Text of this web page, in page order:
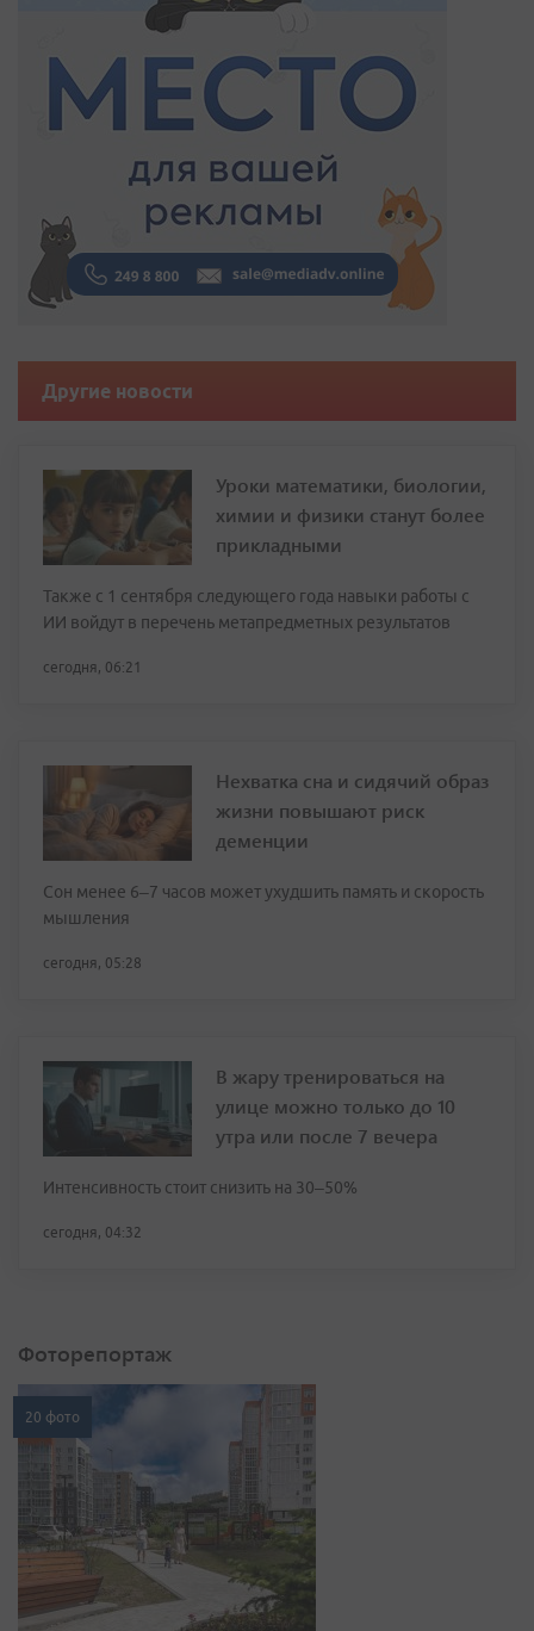
Другие новости
Уроки математики, биологии,
химии и физики станут более
прикладными
Также с 1 сентября следующего года навыки работы с
ИИ войдут в перечень метапредметных результатов
сегодня, 06:21
Нехватка сна и сидячий образ
жизни повышают риск
деменции
Сон менее 6–7 часов может ухудшить память и скорость
мышления
сегодня, 05:28
В жару тренироваться на
улице можно только до 10
утра или после 7 вечера
Интенсивность стоит снизить на 30–50%
сегодня, 04:32
Фоторепортаж
20 фото